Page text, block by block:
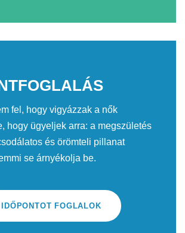
fel, hogy vigyázzak a nők
hogy ügyeljek arra: a megszületés
és örömteli pillanat
se árnyékolja be.
IDŐPONTOT FOGLALOK